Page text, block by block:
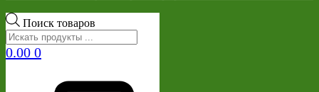
Поиск товаров
0.00 0